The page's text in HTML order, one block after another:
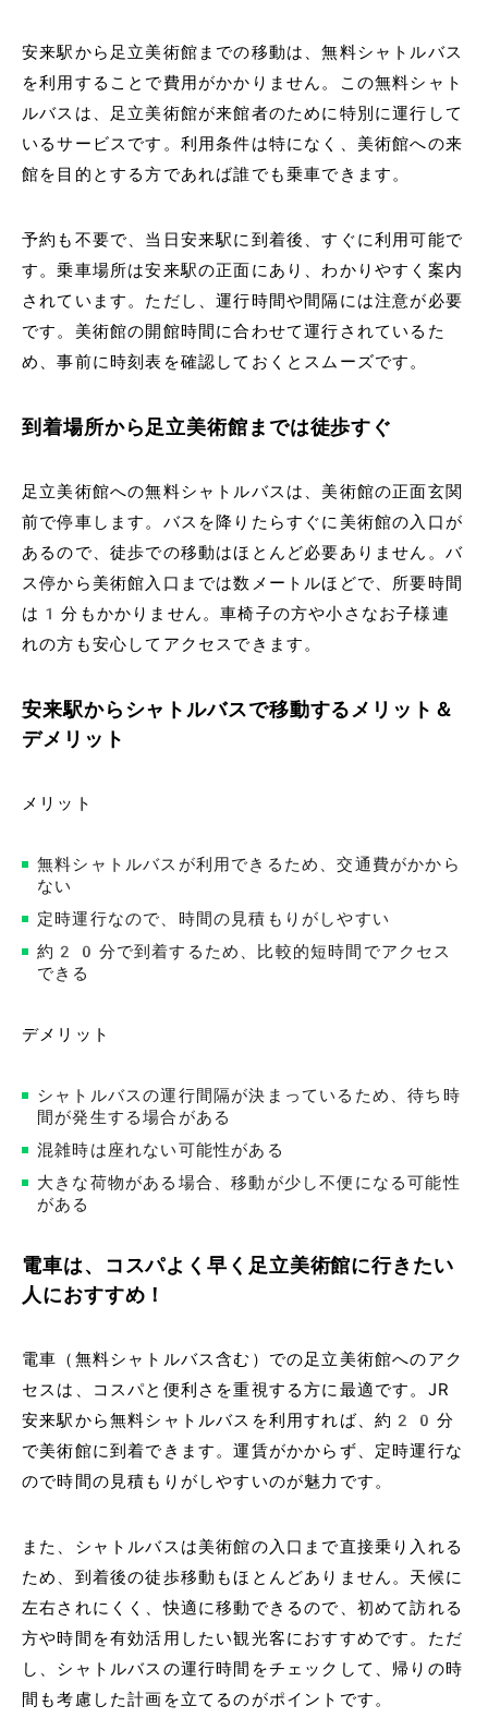
安来駅から足立美術館までの移動は、無料シャトルバス
を利用することで費用がかかりません。この無料シャト
ルバスは、足立美術館が来館者のために特別に運行して
いるサービスです。利用条件は特になく、美術館への来
館を目的とする方であれば誰でも乗車できます。
予約も不要で、当日安来駅に到着後、すぐに利用可能で
す。乗車場所は安来駅の正面にあり、わかりやすく案内
されています。ただし、運行時間や間隔には注意が必要
です。美術館の開館時間に合わせて運行されているた
め、事前に時刻表を確認しておくとスムーズです。
到着場所から足立美術館までは徒歩すぐ
足立美術館への無料シャトルバスは、美術館の正面玄関
前で停車します。バスを降りたらすぐに美術館の入口が
あるので、徒歩での移動はほとんど必要ありません。バ
ス停から美術館入口までは数メートルほどで、所要時間
は1分もかかりません。車椅子の方や小さなお子様連
れの方も安心してアクセスできます。
安来駅からシャトルバスで移動するメリット＆
デメリット
メリット
無料シャトルバスが利用できるため、交通費がかから
ない
定時運行なので、時間の見積もりがしやすい
約20分で到着するため、比較的短時間でアクセス
できる
デメリット
シャトルバスの運行間隔が決まっているため、待ち時
間が発生する場合がある
混雑時は座れない可能性がある
大きな荷物がある場合、移動が少し不便になる可能性
がある
電車は、コスパよく早く足立美術館に行きたい
人におすすめ！
電車（無料シャトルバス含む）での足立美術館へのアク
セスは、コスパと便利さを重視する方に最適です。JR
安来駅から無料シャトルバスを利用すれば、約20分
で美術館に到着できます。運賃がかからず、定時運行な
ので時間の見積もりがしやすいのが魅力です。
また、シャトルバスは美術館の入口まで直接乗り入れる
ため、到着後の徒歩移動もほとんどありません。天候に
左右されにくく、快適に移動できるので、初めて訪れる
方や時間を有効活用したい観光客におすすめです。ただ
し、シャトルバスの運行時間をチェックして、帰りの時
間も考慮した計画を立てるのがポイントです。